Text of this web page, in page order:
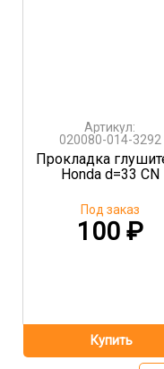
Артикул:
020080-014-3292
Прокладка
Honda d=33 CN
100 ₽
Под заказ